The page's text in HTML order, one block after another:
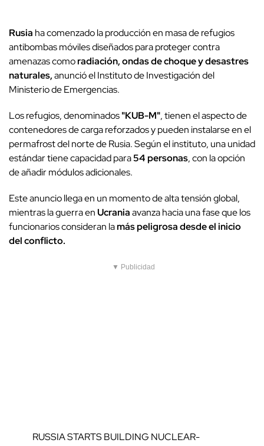
Rusia ha comenzado la producción en masa de refugios
antibombas móviles diseñados para proteger contra
amenazas comoradiación, ondas de choque y desastres
naturales,anunció el Instituto de Investigación del
Ministerio de Emergencias.
Los refugios, denominados"KUB-M", tienen el aspecto de
contenedores de carga reforzados y pueden instalarse en el
permafrost del norte de Rusia. Según el instituto, una unidad
estándar tiene capacidad para54 personas, con la opción
de añadir módulos adicionales.
Este anuncio llega en un momento de alta tensión global,
mientras la guerra enUcraniaavanza hacia una fase que los
funcionarios consideran lamás peligrosa desde el inicio
del conflicto.
▼ Publicidad
RUSSIA STARTS BUILDING NUCLEAR-